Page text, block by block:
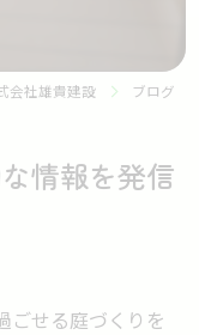
会社雄貴建設 ブログ
情報を発信
ごせる庭づくりを